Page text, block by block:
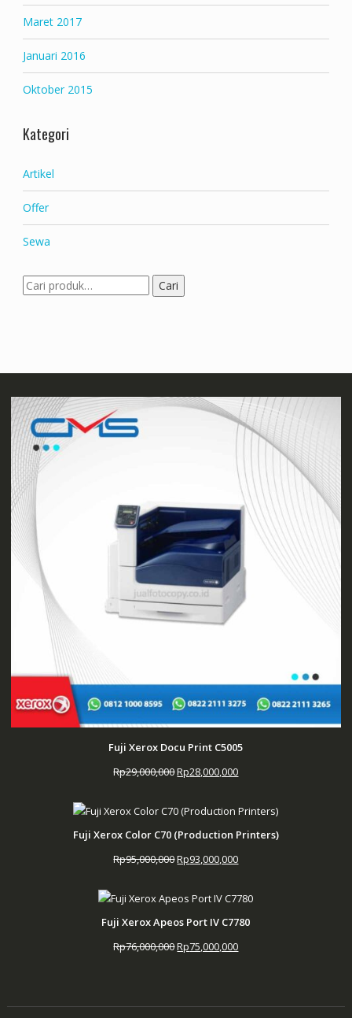
Maret 2017
Januari 2016
Oktober 2015
Kategori
Artikel
Offer
Sewa
Pencarian
untuk:
Cari
Fuji Xerox Docu Print C5005
Rp29,000,000Harga
adalah:
Rp28,000,000Harga
ini
Rp28,000,000.
Fuji Xerox Color C70 (Production Printers)
Rp95,000,000Harga
adalah:
Rp93,000,000Harga
ini
Rp93,000,000.
Fuji Xerox Apeos Port IV C7780
Rp76,000,000Harga
Rp75,000,000Harga